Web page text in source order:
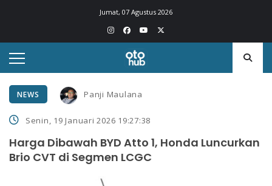
Jumat, 07 Agustus 2026
NEWS Panji Maulana
Senin, 19 Januari 2026 19:27:38
Harga Dibawah BYD Atto 1, Honda Luncurkan
Brio CVT di Segmen LCGC